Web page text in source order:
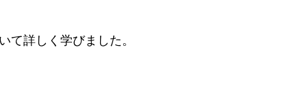
て詳しく学びました。